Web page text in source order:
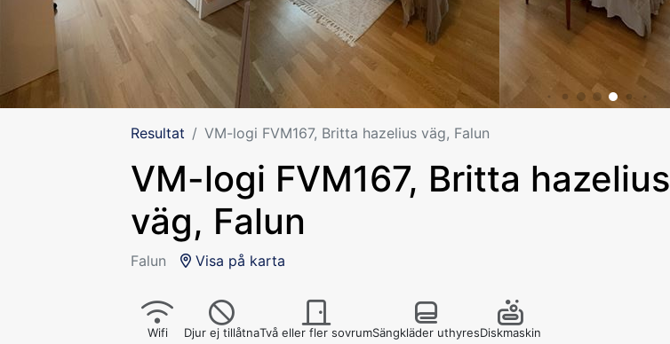
Resultat VM-logi FVM167, Britta hazelius väg, Falun
VM-logi FVM167, Britta hazelius
väg, Falun
Falun Visa på karta
Wifi Djur ej tillåtnaTvå eller fler sovrumSängkläder uthyresDiskmaskin